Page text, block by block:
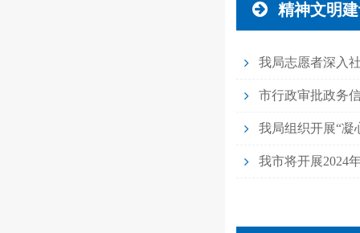
精神文明
我局志愿者深入
市行政审批政务
我局组织开展“凝
我市将开展2024